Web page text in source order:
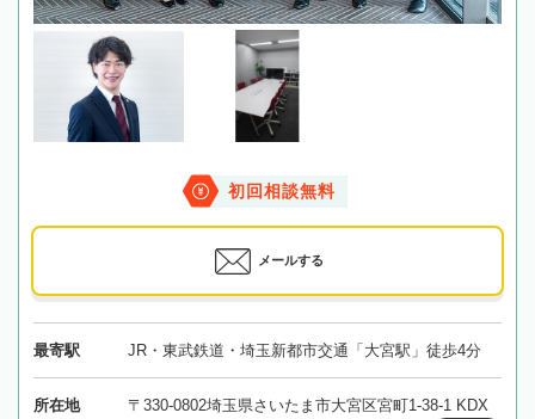
初回相談無料
メールする
最寄駅 JR・東武鉄道・埼玉新都市交通「大宮駅」徒歩4分
所在地
〒330-0802埼玉県さいたま市大宮区宮町1-38-1 KDX